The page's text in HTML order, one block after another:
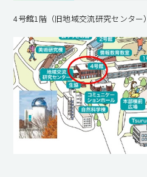
4号館1階（旧地域交流研究センター）